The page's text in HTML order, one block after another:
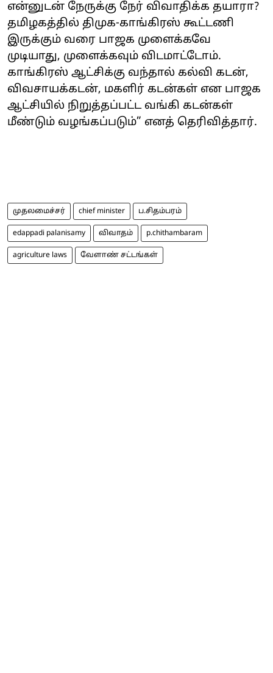
என்னுடன் நேருக்கு நேர் விவாதிக்க தயாரா?
தமிழகத்தில் திமுக-காங்கிரஸ் கூட்டணி
இருக்கும் வரை பாஜக முளைக்கவே
முடியாது, முளைக்கவும் விடமாட்டோம்.
காங்கிரஸ் ஆட்சிக்கு வந்தால் கல்வி கடன்,
விவசாயக்கடன், மகளிர் கடன்கள் என பாஜக
ஆட்சியில் நிறுத்தப்பட்ட வங்கி கடன்கள்
மீண்டும் வழங்கப்படும்” எனத் தெரிவித்தார்.
முதலமைச்சர் chief minister ப.சிதம்பரம்
edappadi palanisamy விவாதம் p.chithambaram
agriculture laws வேளாண் சட்டங்கள்